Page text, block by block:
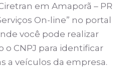
em Amaporã – PR
On-line” no portal
você pode realizar
o CNPJ para identificar
a veículos da empresa.